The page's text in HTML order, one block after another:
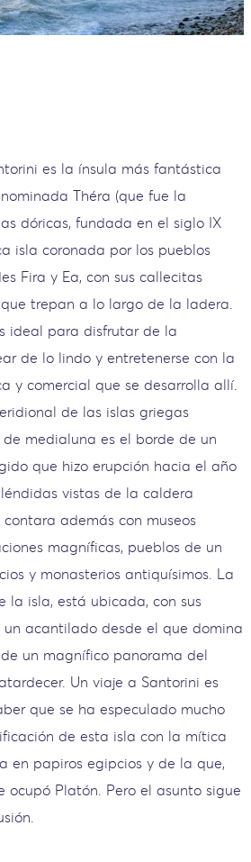
es la ínsula más fantástica
Théra (que fue la
dóricas, fundada en el siglo IX
isla coronada por los pueblos
Fira y Ea, con sus callecitas
trepan a lo largo de la ladera.
ideal para disfrutar de la
de lo lindo y entretenerse con la
y comercial que se desarrolla allí.
de las islas griegas
medialuna es el borde de un
que hizo erupción hacia el año
vistas de la caldera
además con museos
magníficas, pueblos de un
y monasterios antiquísimos. La
la isla, está ubicada, con sus
un acantilado desde el que domina
un magnífico panorama del
Un viaje a Santorini es
que se ha especulado mucho
de esta isla con la mítica
en papiros egipcios y de la que,
ocupó Platón. Pero el asunto sigue